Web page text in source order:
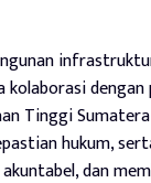
Tinggi
hukum,
dan